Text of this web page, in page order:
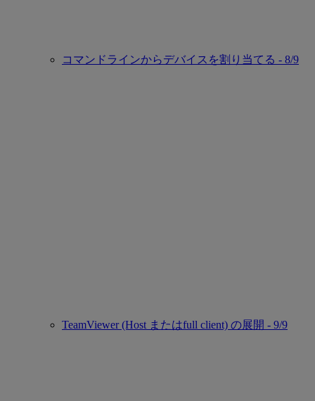
コマンドラインからデバイスを割り当てる - 8/9
TeamViewer (Host またはfull client) の展開 - 9/9